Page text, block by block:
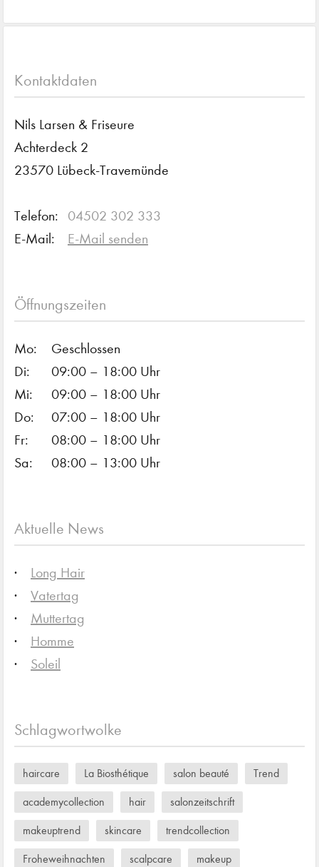
Kontaktdaten
Nils Larsen & Friseure
Achterdeck 2
23570 Lübeck-Travemünde
Telefon:
04502 302 333
E-Mail:
E-Mail senden
Öffnungszeiten
Mo:
Geschlossen
Di:
09:00 – 18:00 Uhr
Mi:
09:00 – 18:00 Uhr
Do:
07:00 – 18:00 Uhr
Fr:
08:00 – 18:00 Uhr
Sa:
08:00 – 13:00 Uhr
Aktuelle News
Long Hair
Vatertag
Muttertag
Homme
Soleil
Schlagwortwolke
haircare La Biosthétique salon beauté Trend
academycollection hair salonzeitschrift
makeuptrend skincare trendcollection
Froheweihnachten scalpcare makeup